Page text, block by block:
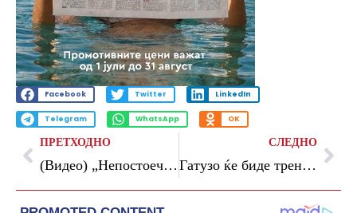
Facebook Twitter LinkedIn
Telegram WhatsApp OK
ПРЕТХОДНО
(Видео) „Непостоечкиот пенал во претпоследното коло му овозможи на Селтик да ја освои титулата“
СЛЕДНО
Гатузо ќе биде тренер на Лацио?